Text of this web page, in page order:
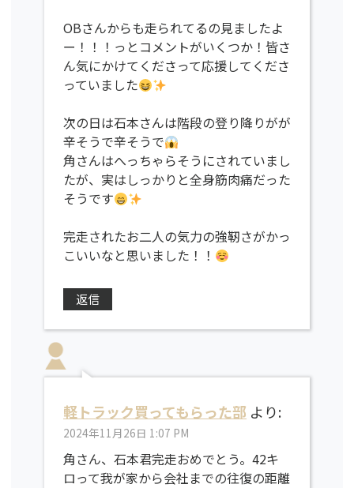
OBさんからも走られてるの見ましたよ
ー！！！っとコメントがいくつか！皆さ
ん気にかけてくださって応援してくださ
っていました
次の日は石本さんは階段の登り降りがが
辛そうで辛そうで
角さんはへっちゃらそうにされていまし
たが、実はしっかりと全身筋肉痛だった
そうです
完走されたお二人の気力の強靭さがかっ
こいいなと思いました！！
返信
軽トラック買ってもらった部 より:
2024年11月26日 1:07 PM
角さん、石本君完走おめでとう。42キ
ロって我が家から会社までの往復の距離